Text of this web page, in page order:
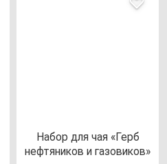
Набор для чая «Герб
неф­тя­ни­ков и га­зо­ви­ков»